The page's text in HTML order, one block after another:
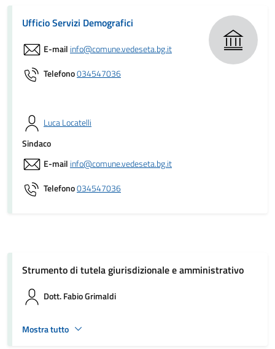
Ufficio Servizi Demografici
E-mail info@comune.vedeseta.bg.it
Telefono034547036
Luca Locatelli
Sindaco
E-mail info@comune.vedeseta.bg.it
Telefono034547036
Strumento di tutela giurisdizionale e amministrativo
Dott. Fabio Grimaldi
Mostra tutto